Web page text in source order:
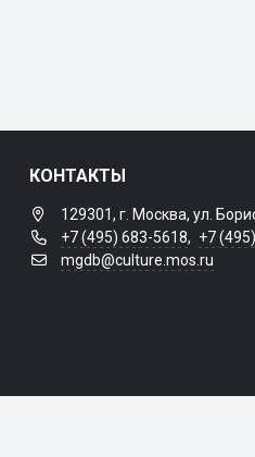
КОНТАКТЫ
129301, г. Москва, ул.
+7 (495) 683-5618, +7
mgdb@culture.mos.ru